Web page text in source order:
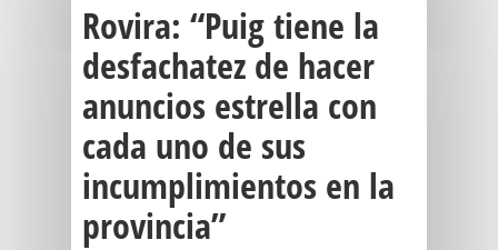
Rovira: “Puig tiene la
desfachatez de hacer
anuncios estrella con
cada uno de sus
incumplimientos en la
provincia”